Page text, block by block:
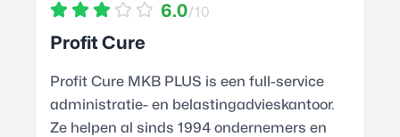
6.0/10
Profit Cure
Profit Cure MKB PLUS is een full-service
administratie- en belastingadvieskantoor.
Ze helpen al sinds 1994 ondernemers en